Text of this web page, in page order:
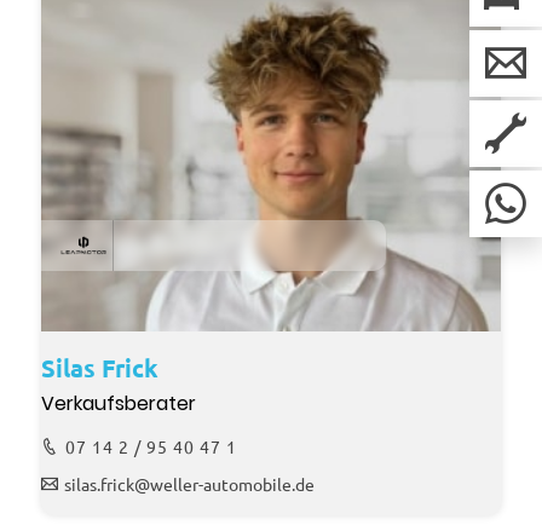
Silas Frick
Verkaufsberater
07 14 2 / 95 40 47 1
silas.frick@weller-automobile.de